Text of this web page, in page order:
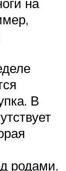
В
родами.